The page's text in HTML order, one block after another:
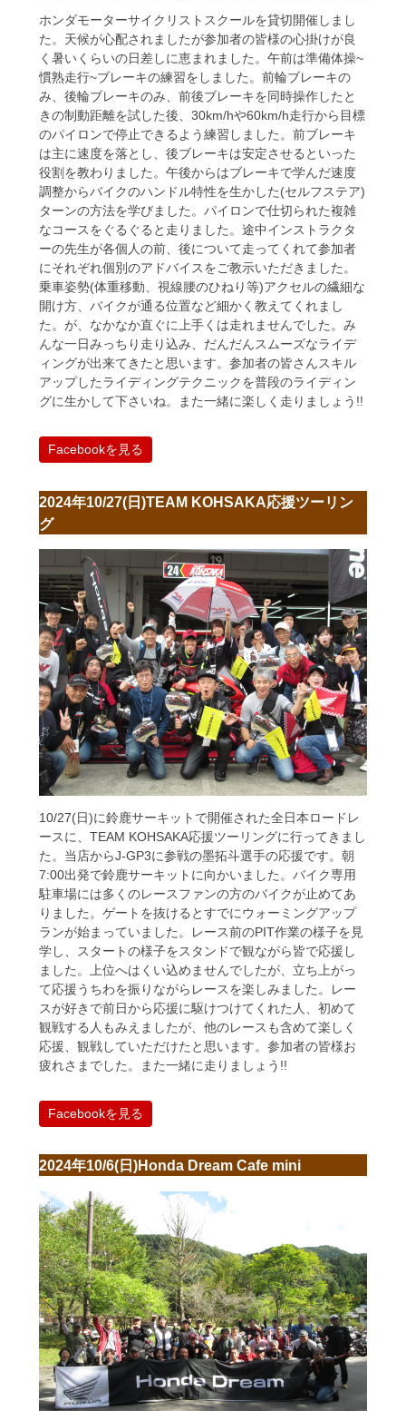
ホンダモーターサイクリストスクールを貸切開催しまし
た。天候が心配されましたが参加者の皆様の心掛けが良
く暑いくらいの日差しに恵まれました。午前は準備体操~
慣熟走行~ブレーキの練習をしました。前輪ブレーキの
み、後輪ブレーキのみ、前後ブレーキを同時操作したと
きの制動距離を試した後、30km/hや60km/h走行から目標
のパイロンで停止できるよう練習しました。前ブレーキ
は主に速度を落とし、後ブレーキは安定させるといった
役割を教わりました。午後からはブレーキで学んだ速度
調整からバイクのハンドル特性を生かした(セルフステア)
ターンの方法を学びました。パイロンで仕切られた複雑
なコースをぐるぐると走りました。途中インストラクタ
ーの先生が各個人の前、後について走ってくれて参加者
にそれぞれ個別のアドバイスをご教示いただきました。
乗車姿勢(体重移動、視線腰のひねり等)アクセルの繊細な
開け方、バイクが通る位置など細かく教えてくれまし
た。が、なかなか直ぐに上手くは走れませんでした。み
んな一日みっちり走り込み、だんだんスムーズなライデ
ィングが出来てきたと思います。参加者の皆さんスキル
アップしたライディングテクニックを普段のライディン
グに生かして下さいね。また一緒に楽しく走りましょう!!
Facebookを見る
2024年10/27(日)TEAM KOHSAKA応援ツーリン
グ
10/27(日)に鈴鹿サーキットで開催された全日本ロードレ
ースに、TEAM KOHSAKA応援ツーリングに行ってきまし
た。当店からJ-GP3に参戦の墨拓斗選手の応援です。朝
7:00出発で鈴鹿サーキットに向かいました。バイク専用
駐車場には多くのレースファンの方のバイクが止めてあ
りました。ゲートを抜けるとすでにウォーミングアップ
ランが始まっていました。レース前のPIT作業の様子を見
学し、スタートの様子をスタンドで観ながら皆で応援し
ました。上位へはくい込めませんでしたが、立ち上がっ
て応援うちわを振りながらレースを楽しみました。レー
スが好きで前日から応援に駆けつけてくれた人、初めて
観戦する人もみえましたが、他のレースも含めて楽しく
応援、観戦していただけたと思います。参加者の皆様お
疲れさまでした。また一緒に走りましょう!!
Facebookを見る
2024年10/6(日)Honda Dream Cafe mini